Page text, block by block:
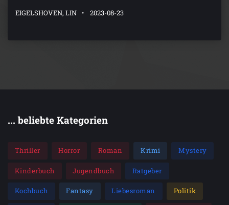
EIGELSHOVEN, LIN 2023-08-23
... beliebte Kategorien
Thriller Horror Roman Krimi Mystery
Kinderbuch Jugendbuch Ratgeber
Kochbuch Fantasy Liebesroman Politik